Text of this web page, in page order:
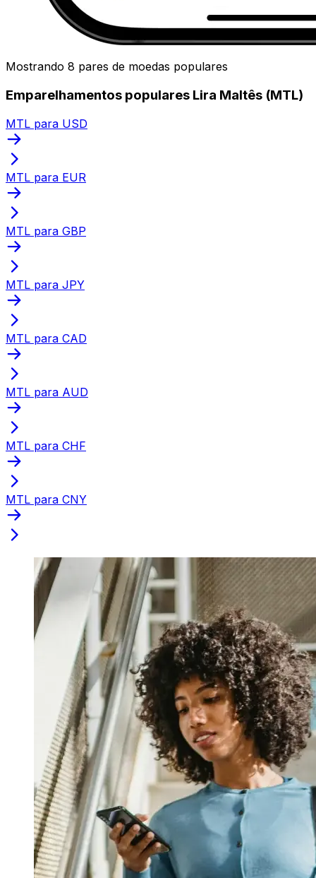
Mostrando 8 pares de moedas populares
Emparelhamentos populares Lira Maltês (MTL)
MTL para USD
MTL para EUR
MTL para GBP
MTL para JPY
MTL para CAD
MTL para AUD
MTL para CHF
MTL para CNY